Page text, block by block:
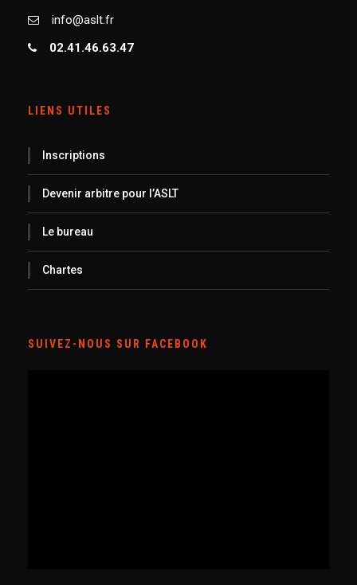
info@aslt.fr
02.41.46.63.47
LIENS UTILES
Inscriptions
Devenir arbitre pour l’ASLT
Le bureau
Chartes
SUIVEZ-NOUS SUR FACEBOOK